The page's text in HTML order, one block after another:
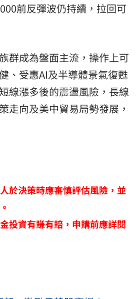
前反彈波仍持續，拉回可
群成為盤面主流，操作上可
、受惠AI及半導體景氣復甦
線漲多後的震盪風險，長線
走向及美中貿易局勢發展，
於決策時應審慎評估風險，並
投資有賺有賠，申購前應詳閱